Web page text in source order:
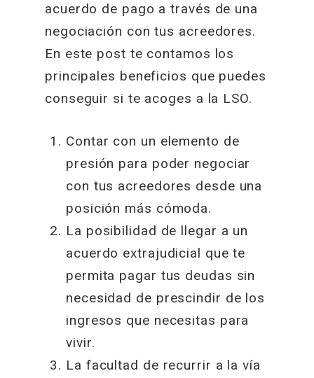
acuerdo de pago a través de una
negociación con tus acreedores.
En este post te contamos los
principales beneficios que puedes
conseguir si te acoges a la LSO.
Contar con un elemento de
presión para poder negociar
con tus acreedores desde una
posición más cómoda.
La posibilidad de llegar a un
acuerdo extrajudicial que te
permita pagar tus deudas sin
necesidad de prescindir de los
ingresos que necesitas para
vivir.
La facultad de recurrir a la vía